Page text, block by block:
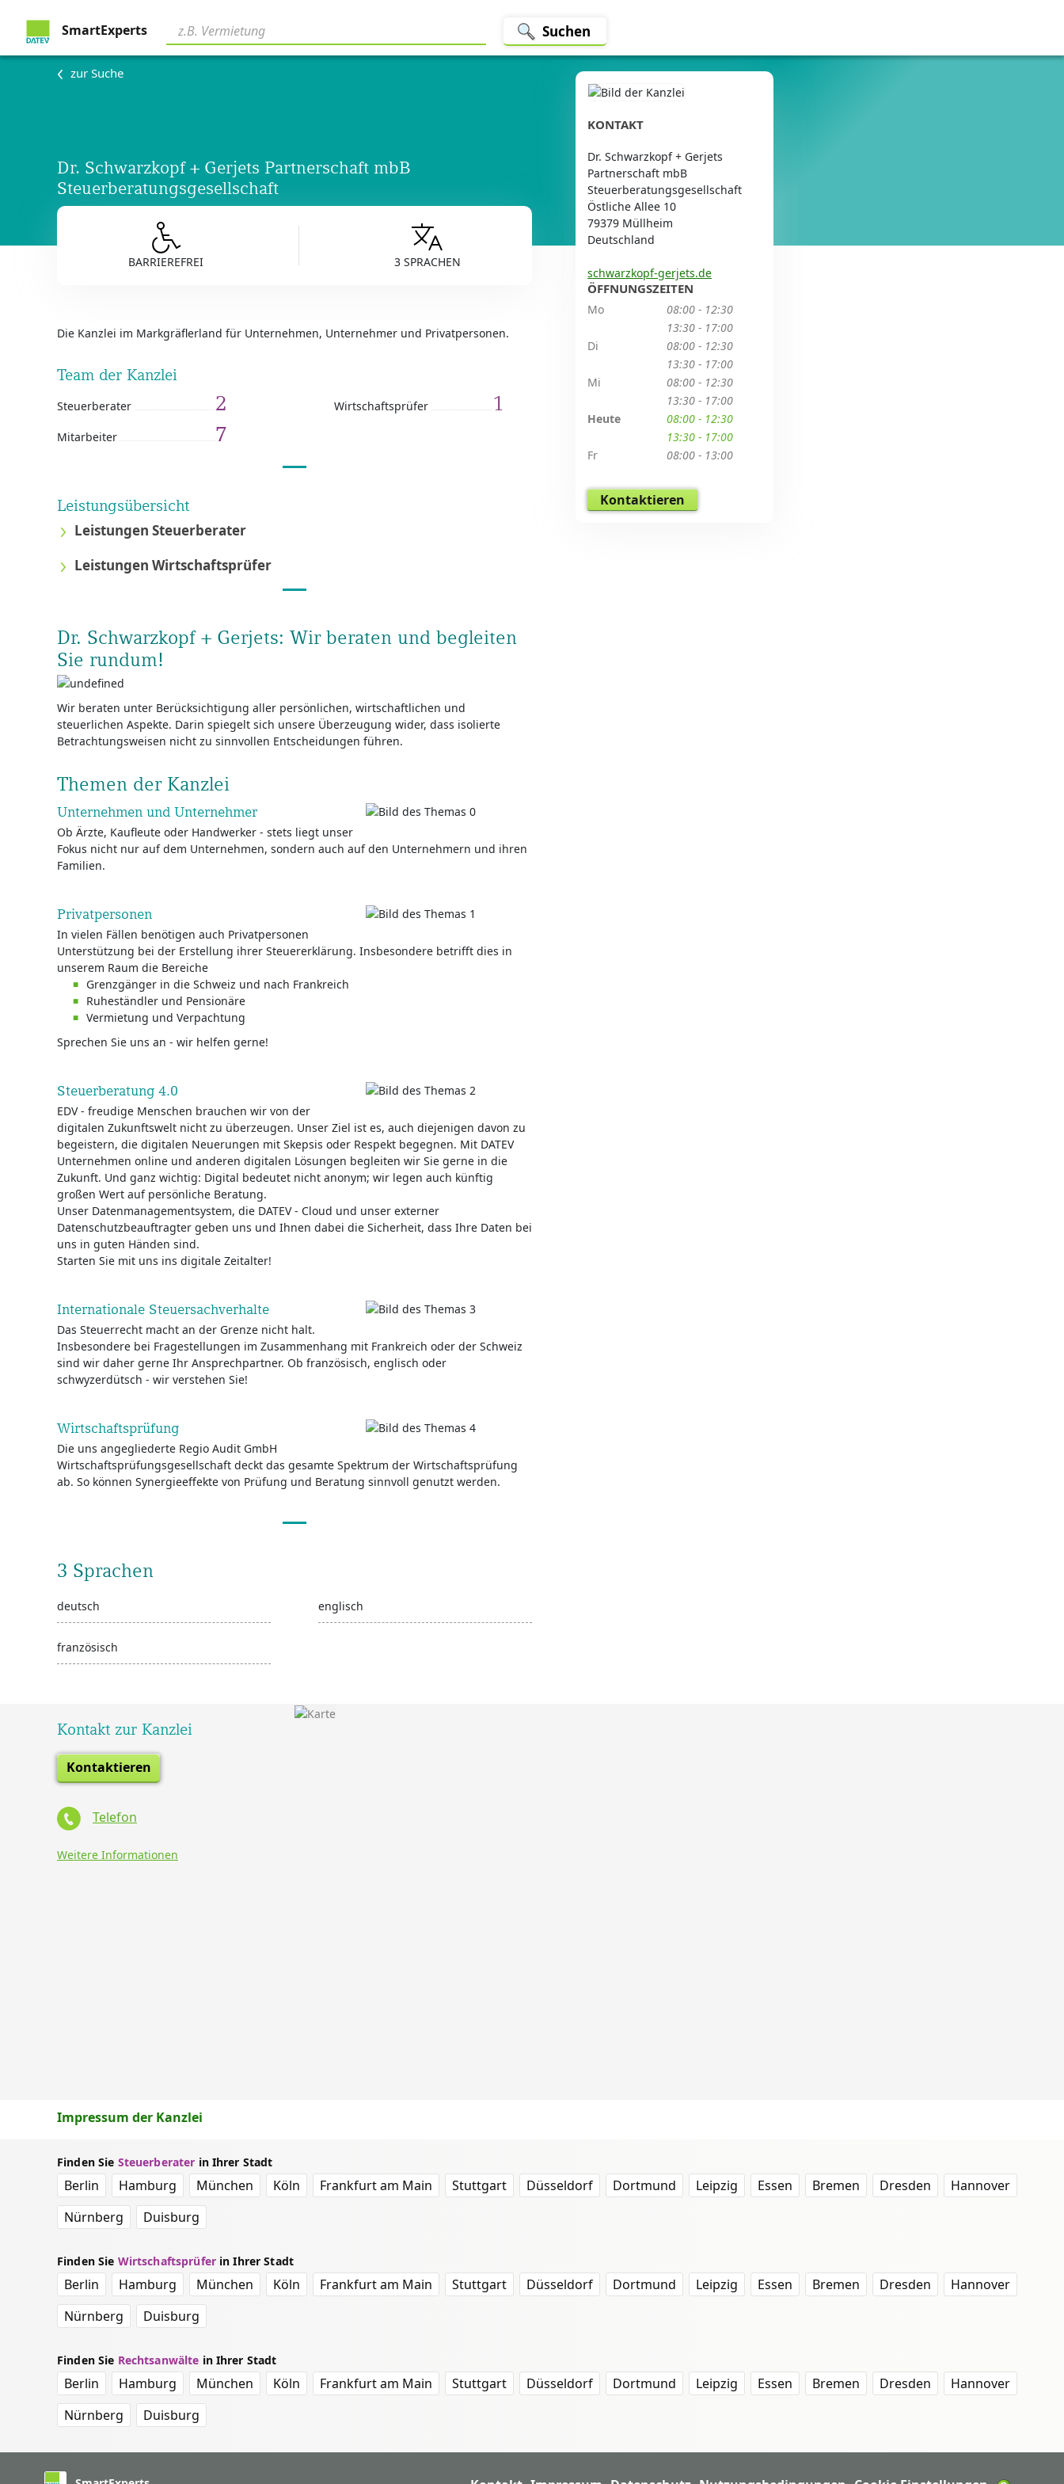
SmartExperts Suchen
zur Suche
Dr. Schwarzkopf + Gerjets Partnerschaft mbB
Steuerberatungsgesellschaft
BARRIEREFREI 3 SPRACHEN
Die Kanzlei im Markgräflerland für Unternehmen, Unternehmer und Privatpersonen.
Team der Kanzlei
Steuerberater 2 Wirtschaftsprüfer 1
Mitarbeiter 7
Leistungsübersicht
Leistungen Steuerberater
Leistungen Wirtschaftsprüfer
Dr. Schwarzkopf + Gerjets: Wir beraten und begleiten
Sie rundum!
Wir beraten unter Berücksichtigung aller persönlichen, wirtschaftlichen und
steuerlichen Aspekte. Darin spiegelt sich unsere Überzeugung wider, dass isolierte
Betrachtungsweisen nicht zu sinnvollen Entscheidungen führen.
Themen der Kanzlei
Unternehmen und Unternehmer
Ob Ärzte, Kaufleute oder Handwerker - stets liegt unser
Fokus nicht nur auf dem Unternehmen, sondern auch auf den Unternehmern und ihren
Familien.
Privatpersonen
In vielen Fällen benötigen auch Privatpersonen
Unterstützung bei der Erstellung ihrer Steuererklärung. Insbesondere betrifft dies in
unserem Raum die Bereiche
Grenzgänger in die Schweiz und nach Frankreich
Ruheständler und Pensionäre
Vermietung und Verpachtung
Sprechen Sie uns an - wir helfen gerne!
Steuerberatung 4.0
EDV - freudige Menschen brauchen wir von der
digitalen Zukunftswelt nicht zu überzeugen. Unser Ziel ist es, auch diejenigen davon zu
begeistern, die digitalen Neuerungen mit Skepsis oder Respekt begegnen. Mit DATEV
Unternehmen online und anderen digitalen Lösungen begleiten wir Sie gerne in die
Zukunft. Und ganz wichtig: Digital bedeutet nicht anonym; wir legen auch künftig
großen Wert auf persönliche Beratung.
Unser Datenmanagementsystem, die DATEV - Cloud und unser externer
Datenschutzbeauftragter geben uns und Ihnen dabei die Sicherheit, dass Ihre Daten bei
uns in guten Händen sind.
Starten Sie mit uns ins digitale Zeitalter!
Internationale Steuersachverhalte
Das Steuerrecht macht an der Grenze nicht halt.
Insbesondere bei Fragestellungen im Zusammenhang mit Frankreich oder der Schweiz
sind wir daher gerne Ihr Ansprechpartner. Ob französisch, englisch oder
schwyzerdütsch - wir verstehen Sie!
Wirtschaftsprüfung
Die uns angegliederte Regio Audit GmbH
Wirtschaftsprüfungsgesellschaft deckt das gesamte Spektrum der Wirtschaftsprüfung
ab. So können Synergieeffekte von Prüfung und Beratung sinnvoll genutzt werden.
3 Sprachen
deutsch englisch
französisch
KONTAKT
Dr. Schwarzkopf + Gerjets
Partnerschaft mbB
Steuerberatungsgesellschaft
Östliche Allee 10
79379 Müllheim
Deutschland
schwarzkopf-gerjets.de
ÖFFNUNGSZEITEN
Mo
08:00 - 12:30
13:30 - 17:00
Di
08:00 - 12:30
13:30 - 17:00
Mi
08:00 - 12:30
13:30 - 17:00
Heute
08:00 - 12:30
13:30 - 17:00
Fr
08:00 - 13:00
Kontaktieren
Kontakt zur Kanzlei
Kontaktieren
Telefon
Weitere Informationen
Impressum der Kanzlei
Finden Sie Steuerberater in Ihrer Stadt
Berlin Hamburg München Köln Frankfurt am Main Stuttgart Düsseldorf Dortmund Leipzig Essen Bremen Dresden
Hannover
Nürnberg
Duisburg
Finden Sie Wirtschaftsprüferin Ihrer Stadt
Berlin Hamburg München Köln Frankfurt am Main Stuttgart Düsseldorf Dortmund Leipzig Essen Bremen Dresden
Hannover
Nürnberg
Duisburg
Finden Sie Rechtsanwälte in Ihrer Stadt
Berlin Hamburg München Köln Frankfurt am Main Stuttgart Düsseldorf Dortmund Leipzig Essen Bremen Dresden
Hannover
Nürnberg
Duisburg